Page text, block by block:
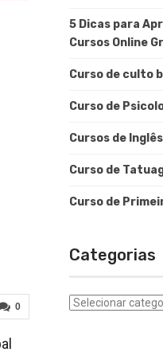
0
5 Dicas para
Cursos Online
Curso de culto
Curso de
Cursos de
Curso de
Curso de
Categorias
Categorias